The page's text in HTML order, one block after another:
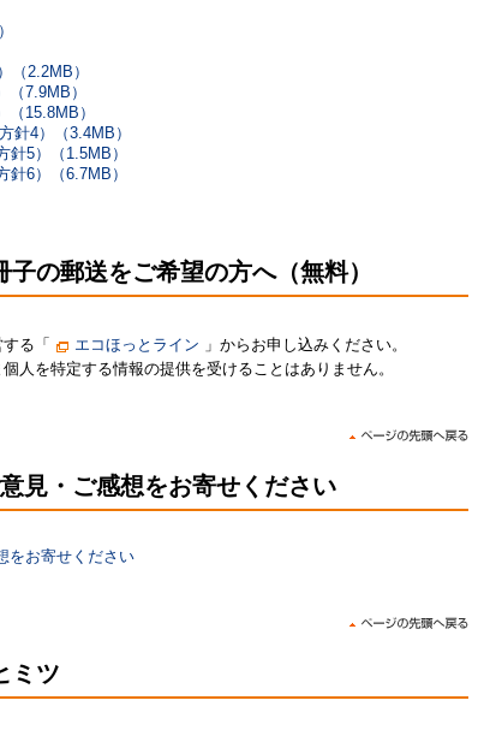
（2.2MB）
7.9MB）
15.8MB）
針4）（3.4MB）
針5）（1.5MB）
針6）（6.7MB）
の郵送をご希望の方へ（無料）
る「 エコほっとライン 」からお申し込みください。
人を特定する情報の提供を受けることはありません。
見・ご感想をお寄せください
をお寄せください
ミツ